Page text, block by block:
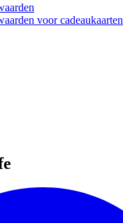
voor cadeaukaarten